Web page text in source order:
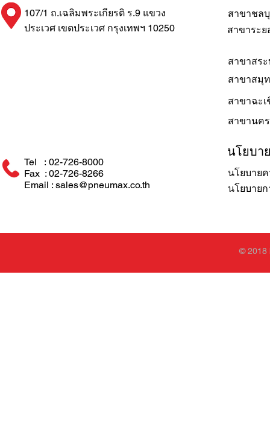
สาขาระย
107/1 ถ.เฉลิมพระเกียรติ ร.9 แขวง
ประเวศ เขตประเวศ กรุงเทพฯ 10250
สาขาสร
สาขาชล
สาขาสมุ
สาขาฉะเ
สาขานค
Tel : 02-726-8000
Fax : 02-726-8266
Email : sales@pneumax.co.th
นโยบา
นโยบาย
นโยบาย
© 2018